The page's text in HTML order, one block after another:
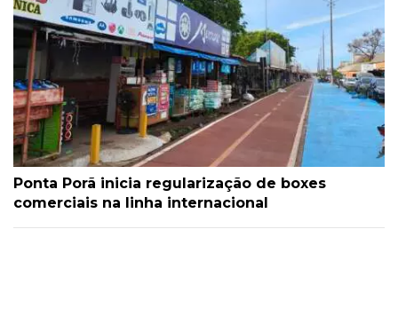
Ponta Porã inicia regularização de boxes
comerciais na linha internacional